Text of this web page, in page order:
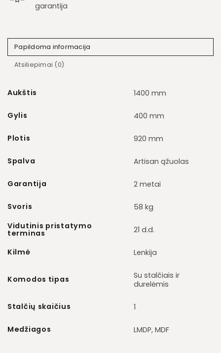
garantija
Papildoma informacija
Atsiliepimai (0)
Aukštis 1400 mm
Gylis 400 mm
Plotis 920 mm
Spalva Artisan ąžuolas
Garantija 2 metai
Svoris
58 kg
Vidutinis pristatymo
terminas 21 d.d.
Kilmė Lenkija
Komodos tipas
Su stalčiais ir
durelėmis
Stalčių skaičius 1
Medžiagos LMDP, MDF